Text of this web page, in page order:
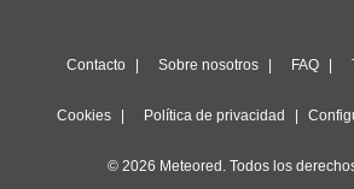
Contacto Sobre nosotros FAQ
Cookies Política de privacidad
© 2026 Meteored. Todos los